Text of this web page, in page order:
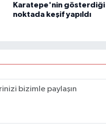
Karatepe'nin gösterdiği
noktada keşif yapıldı